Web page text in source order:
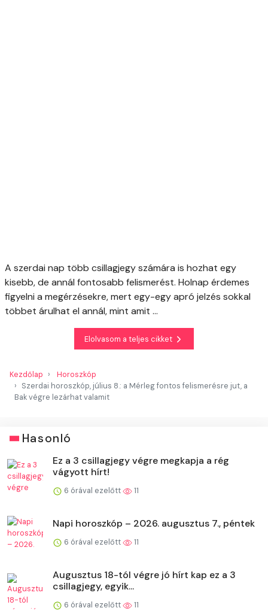
A szerdai nap több csillagjegy számára is hozhat egy
kisebb, de annál fontosabb felismerést. Holnap érdemes
figyelni a megérzésekre, mert egy-egy apró jelzés sokkal
többet árulhat el annál, mint amit ...
Elolvasom a teljes cikket
Kezdőlap
Horoszkóp
Szerdai horoszkóp, július 8.: a Mérleg fontos felismerésre jut, a
Bak végre lezárhat valamit
Hasonló
Ez a 3 csillagjegy végre megkapja a rég
vágyott hírt!
6 órával ezelőtt 11
Napi horoszkóp – 2026. augusztus 7., péntek
6 órával ezelőtt 11
Augusztus 18-tól végre jó hírt kap ez a 3
csillagjegy, egyik...
6 órával ezelőtt 11